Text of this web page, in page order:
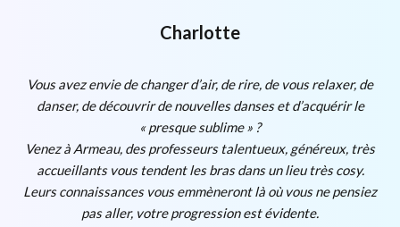
Charlotte
Vous avez envie de changer d’air, de rire, de vous relaxer, de
danser, de découvrir de nouvelles danses et d’acquérir le
« presque sublime » ?
Venez à Armeau, des professeurs talentueux, généreux, très
accueillants vous tendent les bras dans un lieu très cosy.
Leurs connaissances vous emmèneront là où vous ne pensiez
pas aller, votre progression est évidente.